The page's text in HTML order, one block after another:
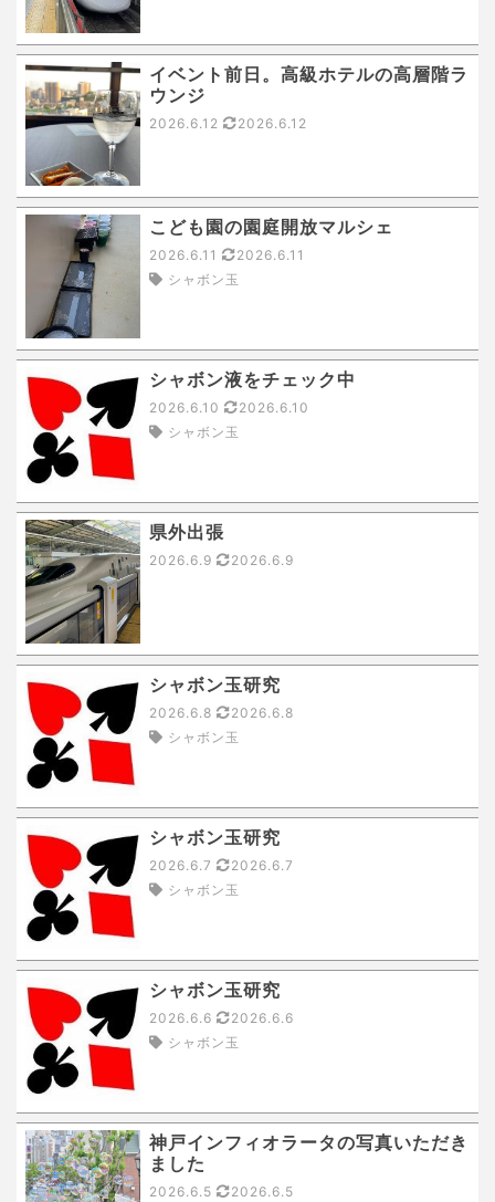
イベント前日。高級ホテルの高層階ラ
ウンジ
2026.6.12 2026.6.12
こども園の園庭開放マルシェ
2026.6.11
2026.6.11
シャボン玉
シャボン液をチェック中
2026.6.10
2026.6.10
シャボン玉
県外出張
2026.6.9 2026.6.9
シャボン玉研究
2026.6.8
2026.6.8
シャボン玉
シャボン玉研究
2026.6.7
2026.6.7
シャボン玉
シャボン玉研究
2026.6.6
2026.6.6
シャボン玉
神戸インフィオラータの写真いただき
ました
2026.6.5
2026.6.5